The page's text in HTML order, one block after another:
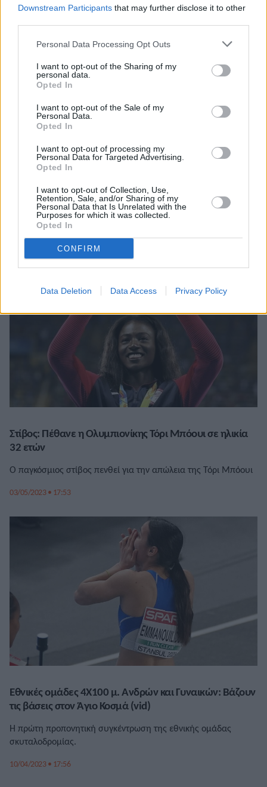
Downstream Participants that may further disclose it to other
Personal Data Processing Opt Outs
I want to opt-out of the Sharing of my
personal data.
Opted In
I want to opt-out of the Sale of my
Personal Data.
Opted In
I want to opt-out of processing my
Personal Data for Targeted Advertising.
Opted In
I want to opt-out of Collection, Use,
Retention, Sale, and/or Sharing of my
Personal Data that Is Unrelated with the
Purposes for which it was collected.
Opted In
CONFIRM
Data Deletion Data Access Privacy Policy
Πολυνίκη Εμμανουηλίδου: Ισοφάρισε το πανελλήνιο
ρεκόρ στα 200 μ. Κ23
Έγινε η 5η Ελληνίδα όλων των εποχών.
Στίβος: Πέθανε η Ολυμπιονίκης Τόρι Μπόουι σε ηλικία
32 ετών
Ο παγκόσμιος στίβος πενθεί για την απώλεια της Τόρι Μπόουι
03/05/2023 • 17:53
Εθνικές ομάδες 4Χ100 μ. Ανδρών και Γυναικών: Βάζουν
τις βάσεις στον Άγιο Κοσμά (vid)
Η πρώτη προπονητική συγκέντρωση της εθνικής ομάδας
σκυταλοδρομίας.
10/04/2023 • 17:56